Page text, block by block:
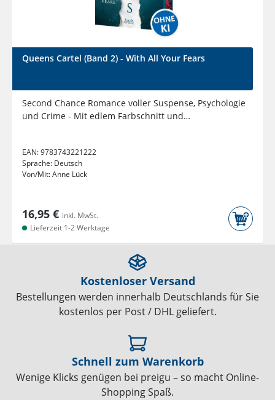
Queens Cartel (Band 2) - With All Your Fears
Second Chance Romance voller Suspense, Psychologie
und Crime - Mit edlem Farbschnitt und
EAN:9783743221222
Sprache: Deutsch
Von/Mit:Anne Lück
16,95 € inkl. MwSt.
Lieferzeit 1-2 Werktage
Kostenloser Versand
Bestellungen werden innerhalb Deutschlands für Sie
kostenlos per Post / DHL geliefert.
Schnell zum Warenkorb
Wenige Klicks genügen bei preigu – so macht Online-
Shopping Spaß.